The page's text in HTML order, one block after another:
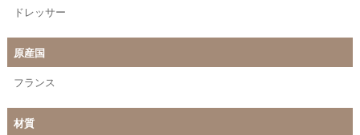
ドレッサー
原産国
フランス
材質